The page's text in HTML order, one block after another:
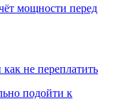
мощности перед
не переплатить
подойти к